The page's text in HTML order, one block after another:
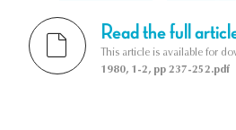
Read the full
This article is available for
1980, 1-2, pp 237-252.pdf